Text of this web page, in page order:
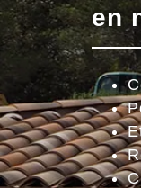
en